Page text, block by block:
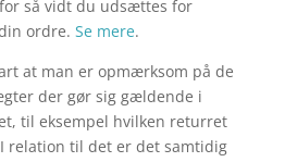
så vidt du udsættes for
ordre. Se mere.
at man er opmærksom på de
der gør sig gældende i
til eksempel hvilken returret
relation til det er det samtidig